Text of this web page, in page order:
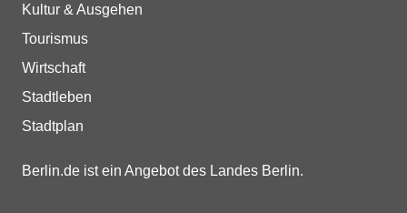
Kultur & Ausgehen
Tourismus
Wirtschaft
Stadtleben
Stadtplan
Berlin.de ist ein Angebot des Landes Berlin.